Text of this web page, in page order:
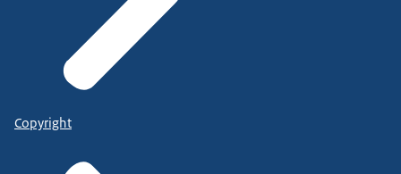
Copyright